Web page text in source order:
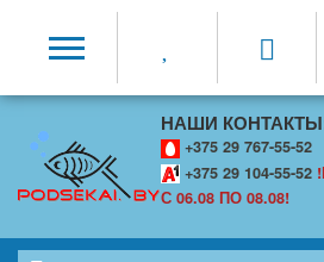
НАШИ
+375 29 767-55-52
+375 29 104-55-52
С 06.08 ПО 08.08!